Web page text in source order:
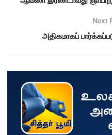
Next
அதிகமாகப்